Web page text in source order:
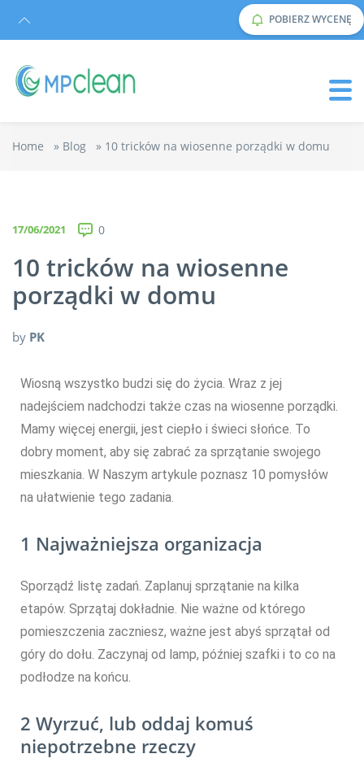
POBIERZ WYCENĘ
Home » Blog » 10 tricków na wiosenne porządki w domu
17/06/2021 0
10 tricków na wiosenne
porządki w domu
by PK
Wiosną wszystko budzi się do życia. Wraz z jej
nadejściem nadchodzi także czas na wiosenne porządki.
Mamy więcej energii, jest ciepło i świeci słońce. To
dobry moment, aby się zabrać za sprzątanie swojego
mieszkania. W Naszym artykule poznasz 10 pomysłów
na ułatwienie tego zadania.
1 Najważniejsza organizacja
Sporządź listę zadań. Zaplanuj sprzątanie na kilka
etapów. Sprzątaj dokładnie. Nie ważne od którego
pomieszczenia zaczniesz, ważne jest abyś sprzątał od
góry do dołu. Zaczynaj od lamp, później szafki i to co na
podłodze na końcu.
2 Wyrzuć, lub oddaj komuś
niepotrzebne rzeczy